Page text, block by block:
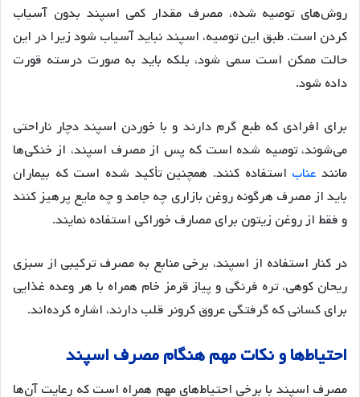
روش‌های توصیه شده، مصرف مقدار کمی اسپند بدون آسیاب
کردن است. طبق این توصیه، اسپند نباید آسیاب شود زیرا در این
حالت ممکن است سمی شود، بلکه باید به صورت درسته قورت
داده شود.
برای افرادی که طبع گرم دارند و با خوردن اسپند دچار ناراحتی
می‌شوند، توصیه شده است که پس از مصرف اسپند، از خنکی‌ها
مانند عناب استفاده کنند. همچنین تأکید شده است که بیماران
باید از مصرف هرگونه روغن بازاری چه جامد و چه مایع پرهیز کنند
و فقط از روغن زیتون برای مصارف خوراکی استفاده نمایند.
در کنار استفاده از اسپند، برخی منابع به مصرف ترکیبی از سبزی
ریحان کوهی، تره فرنگی و پیاز قرمز خام همراه با هر وعده غذایی
برای کسانی که گرفتگی عروق کرونر قلب دارند، اشاره کرده‌اند.
احتیاطهاونکاتمهمهنگاممصرف اسپند
مصرف اسپند با برخی احتیاط‌های مهم همراه است که رعایت آن‌ها